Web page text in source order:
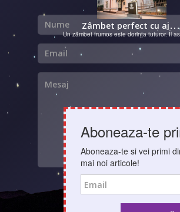
Z
âmbet perfect cu ajutorul unui cabinet dentar
Un zâmbet frumos este dorința tuturor. Îl
Nume
Email
Mesaj
Aboneaza-te
Aboneaza-te si vei primi
mai noi articole!
Email